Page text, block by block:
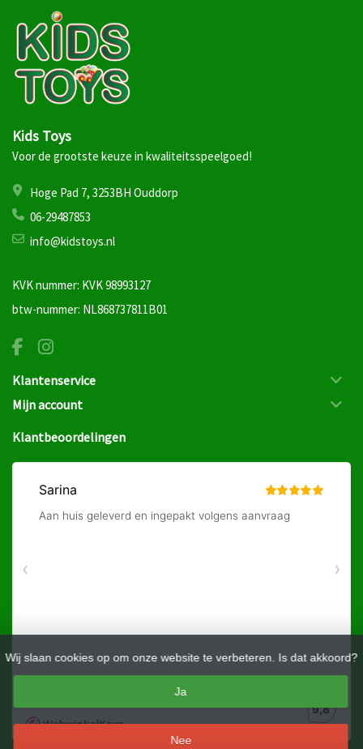
Wij slaan cookies op om onze website te verbeteren. Is dat akkoord?
Ja
Nee
Kids Toys
Voor de grootste keuze in kwaliteitsspeelgoed!
Hoge Pad 7, 3253BH Ouddorp
06-29487853
info@kidstoys.nl
KVK nummer: KVK 98993127
btw-nummer: NL868737811B01
Klantenservice
Mijn account
Klantbeoordelingen